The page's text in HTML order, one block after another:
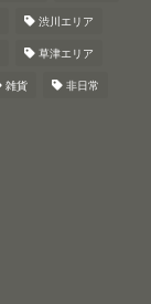
渋川エリア
草津エリア
雑貨 非日常